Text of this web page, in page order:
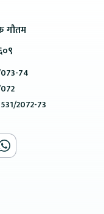
गौतम
74
531/2072-73